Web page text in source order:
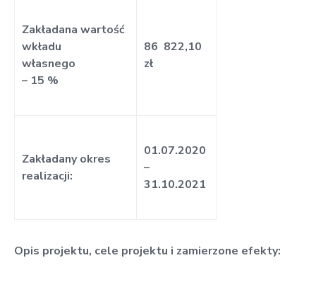
Zakładana wartość
wkładu
własnego
– 15 %
86 822,10
zł
Zakładany okres
realizacji:
01.07.2020
–
31.10.2021
Opis projektu, cele projektu i zamierzone efekty: